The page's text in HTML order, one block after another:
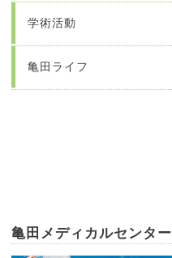
学術活動
亀田ライフ
亀田メディカルセンター